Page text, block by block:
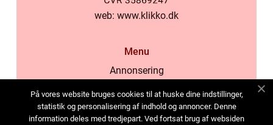
web: www.klikko.dk
Menu
Annonsering
Cookies
Kontakta oss
På vores website bruges cookies til at huske dine indstillinger,
statistik og personalisering af indhold og annoncer. Denne
information deles med tredjepart. Ved fortsat brug af websiden